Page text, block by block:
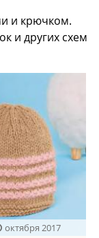
и крючком.
и других схем
октября 2017